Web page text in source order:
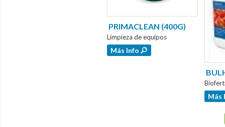
PRIMACLEAN (400G)
Limpieza de equipos
Más Info
Más